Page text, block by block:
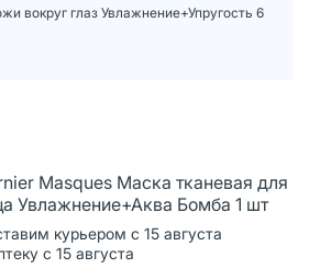
вокруг глаз Увлажнение+Упругость 6
Masques Маска тканевая для
Увлажнение+Аква Бомба 1 шт
курьером с 15 августа
с 15 августа